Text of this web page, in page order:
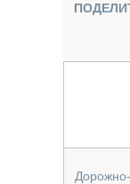
ТРАНСПОРТ
Дорожно-